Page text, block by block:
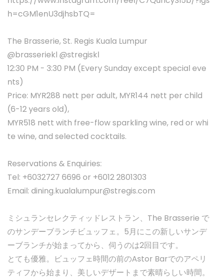
h=cGM1enU3djhsbTQ=
The Brasserie, St. Regis Kuala Lumpur
@brasseriekl @stregiskl
12:30 PM - 3:30 PM (Every Sunday except special eve
nts)
Price: MYR288 nett per adult, MYR144 nett per child
(6-12 years old),
MYR518 nett with free-flow sparkling wine, red or whi
te wine, and selected cocktails.
Reservations & Enquiries:
Tel: +6032727 6696 or +6012 2801303
Email: dining.kualalumpur@stregis.com
ミシュランセレクティッドレストラン、The Brasserie で
のサンデーブランチビュッフェ。5月にこの新しいサンデ
ーブランチが始まってから、伺うのは2回目です。
とても優雅。ビュッフェ時間の前のAstor Barでのアペリ
ティフから始まり、美しいデザートまで素晴らしい時間。